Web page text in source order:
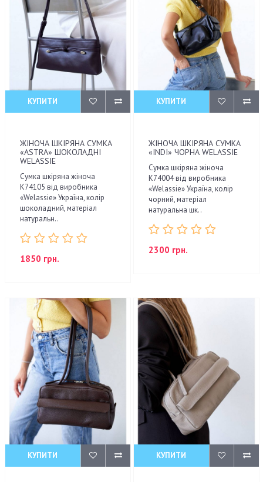
КУПИТИ
ЖІНОЧА ШКІРЯНА СУМКА
«ASTRA» ШОКОЛАДНІ
WELASSIE
Сумка шкіряна жіноча
K74105 від виробника
«Welassie» Україна, колір
шоколадний, матеріал
натуральн..
1850 грн.
КУПИТИ
ЖІНОЧА ШКІРЯНА СУМКА
«INDI» ЧОРНА WELASSIE
Сумка шкіряна жіноча
K74004 від виробника
«Welassie» Україна, колір
чорний, матеріал
натуральна шк..
2300 грн.
КУПИТИ КУПИТИ